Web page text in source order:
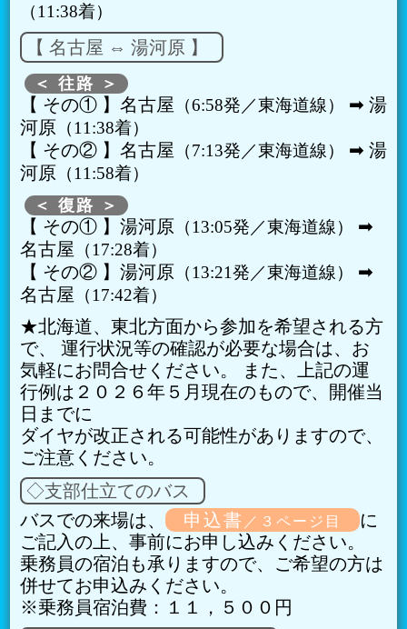
11:38着
【 名古屋 ⇔ 湯河原 】
＜ 往路 ＞
【 その① 】名古屋 6:58発／東海道線
➡︎ 湯
河原
11:38着
【 その② 】名古屋 7:13発／東海道線
➡︎ 湯
河原
11:58着
＜ 復路 ＞
【 その① 】湯河原 13:05発／東海道線
➡︎
名古屋
17:28着
【 その② 】湯河原 13:21発／東海道線
➡︎
名古屋
17:42着
★北海道、東北方面から参加を希望される方
で、 運行状況等の確認が必要な場合は、お
気軽にお問合せください。 また、上記の運
行例は２０２６年５月現在のもので、開催当
日までに
ダイヤが改正される可能性がありますので、
ご注意ください。
◇支部仕立てのバス
バスでの来場は、
申込書 ／３ページ目
に
ご記入の上、事前にお申し込みください。
乗務員の宿泊も承りますので、ご希望の方は
併せてお申込みください。
※乗務員宿泊費：１１，５００円